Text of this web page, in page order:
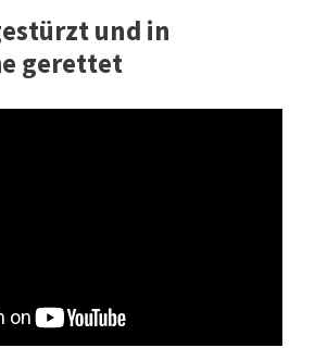
und in
gerettet